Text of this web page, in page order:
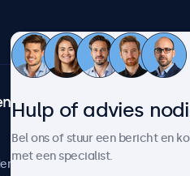
Over
Nieuws en
Hulp of advies
Bel ons of stuur een bericht en
met een specialist.